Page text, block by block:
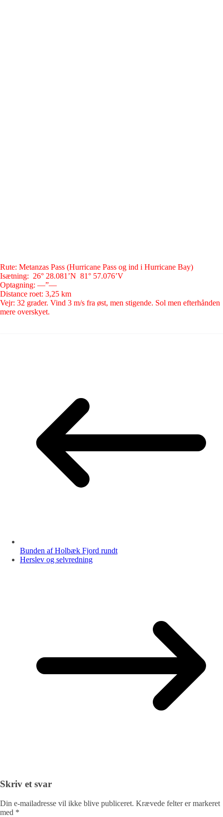
Rute: Metanzas Pass (Hurricane Pass og ind i Hurricane Bay)
Isætning: 26° 28.081’N 81° 57.076’V
Optagning: —”—
Distance roet: 3,25 km
Vejr: 32 grader. Vind 3 m/s fra øst, men stigende. Sol men efterhånden
mere overskyet.
Bunden af Holbæk Fjord rundt
Herslev og selvredning
Skriv et svar
Din e-mailadresse vil ikke blive publiceret. Krævede felter er markeret
med *